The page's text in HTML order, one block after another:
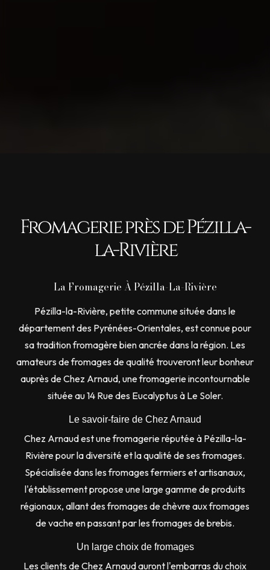
Fromagerie près de Pézilla-
la-Rivière
La Fromagerie À Pézilla-La-Rivière
Pézilla-la-Rivière, petite commune située dans le
département des Pyrénées-Orientales, est connue pour
sa tradition fromagère bien ancrée dans la région. Les
amateurs de fromages de qualité trouveront leur bonheur
auprès de Chez Arnaud, une fromagerie incontournable
située au 14 Rue des Eucalyptus à Le Soler.
Le savoir-faire de Chez Arnaud
Chez Arnaud est une fromagerie réputée à Pézilla-la-
Rivière pour la diversité et la qualité de ses fromages.
Spécialisée dans les fromages fermiers et artisanaux,
l'établissement propose une large gamme de produits
régionaux, allant des fromages de chèvre aux fromages
de vache en passant par les fromages de brebis.
Un large choix de fromages
Les clients de Chez Arnaud auront l'embarras du choix